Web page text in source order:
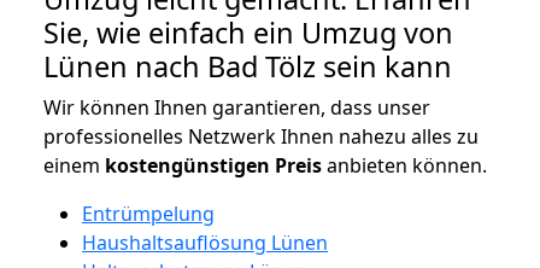
Sie, wie einfach ein Umzug von
Lünen nach Bad Tölz sein kann
Wir können Ihnen garantieren, dass unser
professionelles Netzwerk Ihnen nahezu alles zu
einem kostengünstigen Preisanbieten können.
Entrümpelung
Haushaltsauflösung Lünen